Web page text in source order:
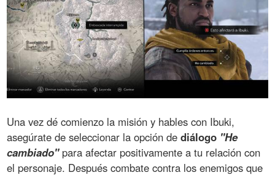
Una vez dé comienzo la misión y hables con Ibuki,
asegúrate de seleccionar la opción dediálogo "He
cambiado"para afectar positivamente a tu relación con
el personaje. Después combate contra los enemigos que